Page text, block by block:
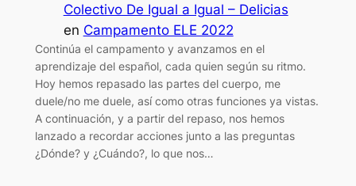
Colectivo De Igual a Igual – Delicias
en Campamento ELE 2022
Continúa el campamento y avanzamos en el
aprendizaje del español, cada quien según su ritmo.
Hoy hemos repasado las partes del cuerpo, me
duele/no me duele, así como otras funciones ya vistas.
A continuación, y a partir del repaso, nos hemos
lanzado a recordar acciones junto a las preguntas
¿Dónde? y ¿Cuándo?, lo que nos…